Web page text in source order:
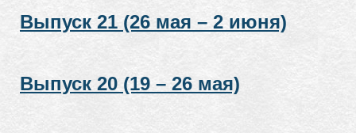
Выпуск 21 (26 мая – 2 июня)
Выпуск 20 (19 – 26 мая)